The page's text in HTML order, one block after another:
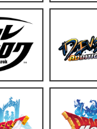
ョン エディ
ンスターズ